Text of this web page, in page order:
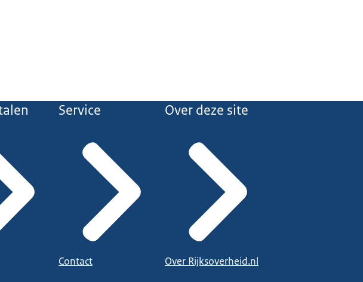
Service
Contact
Over deze site
Over Rijksoverheid.nl